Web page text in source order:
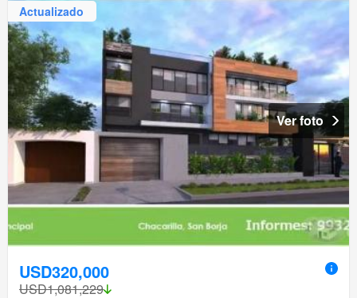
Actualizado
Ver foto
USD320,000
USD1,081,229